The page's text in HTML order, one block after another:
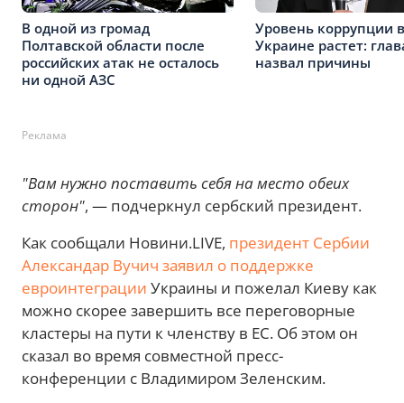
В одной из громад
Полтавской области после
российских атак не осталось
ни одной АЗС
Уровень коррупции в
Украине растет:
назвал причины
Реклама
"Вам нужно поставить себя на место обеих
сторон", — подчеркнул сербский президент.
Как сообщали Новини.LIVE, президент Сербии
Александар Вучич заявил о поддержке
евроинтеграции Украины и пожелал Киеву как
можно скорее завершить все переговорные
кластеры на пути к членству в ЕС. Об этом он
сказал во время совместной пресс-
конференции с Владимиром Зеленским.